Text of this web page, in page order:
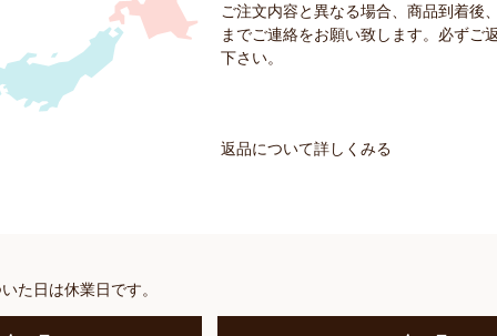
ご注文内容と異なる場合、商品到着後
までご連絡をお願い致します。必ずご
下さい。
返品について詳しくみる
た日は休業日です。